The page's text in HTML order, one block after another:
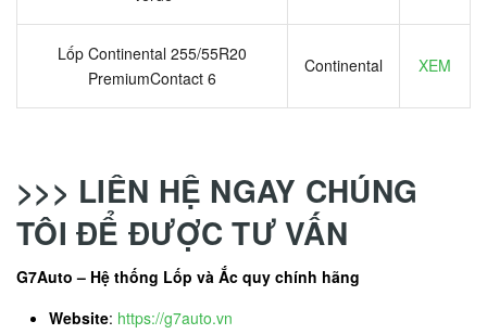
Lốp Continental 255/55R20
PremiumContact 6
Continental XEM
>>> LIÊN HỆ NGAY CHÚNG
TÔI ĐỂ ĐƯỢC TƯ VẤN
G7Auto – Hệ thống Lốp và Ắc quy chính hãng
Website: https://g7auto.vn